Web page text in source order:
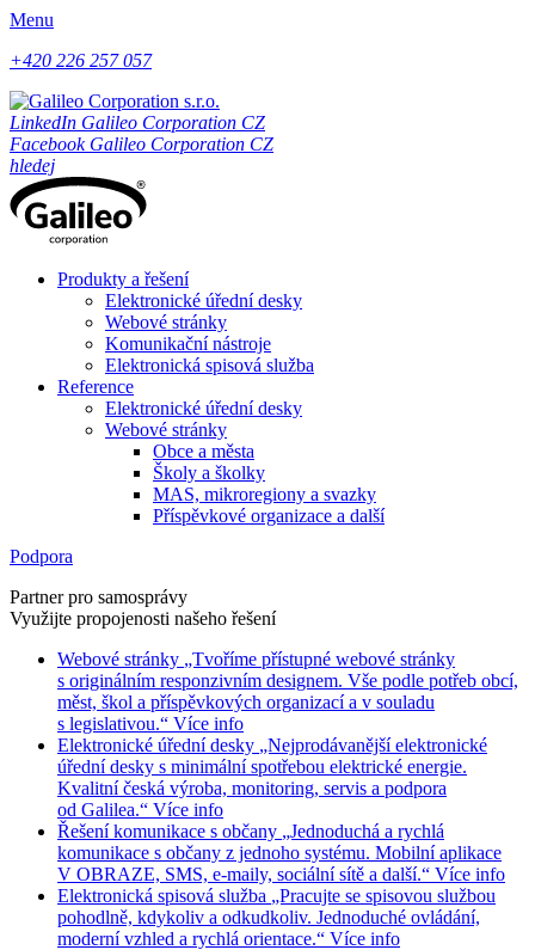
Menu
+420 226 257 057
LinkedIn Galileo Corporation CZ
Facebook Galileo Corporation CZ
hledej
Produkty a řešení
Elektronické úřední desky
Webové stránky
Komunikační nástroje
Elektronická spisová služba
Reference
Elektronické úřední desky
Webové stránky
Obce a města
Školy a školky
MAS, mikroregiony a svazky
Příspěvkové organizace a další
Podpora
Partner pro samosprávy
Využijte propojenosti našeho řešení
Webové stránky „Tvoříme přístupné webové stránky
s originálním responzivním designem. Vše podle potřeb obcí,
měst, škol a příspěvkových organizací a v souladu
s legislativou.“ Více info
Elektronické úřední desky „Nejprodávanější elektronické
úřední desky s minimální spotřebou elektrické energie.
Kvalitní česká výroba, monitoring, servis a podpora
od Galilea.“ Více info
Řešení komunikace s občany „Jednoduchá a rychlá
komunikace s občany z jednoho systému. Mobilní aplikace
V OBRAZE, SMS, e-maily, sociální sítě a další.“ Více info
Elektronická spisová služba „Pracujte se spisovou službou
pohodlně, kdykoliv a odkudkoliv. Jednoduché ovládání,
moderní vzhled a rychlá orientace.“ Více info